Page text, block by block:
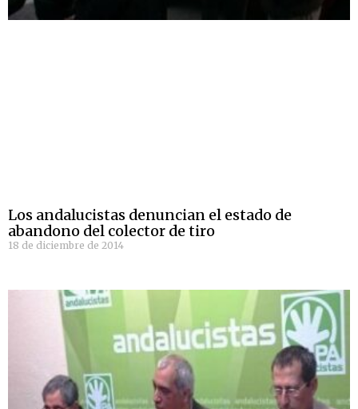
Los andalucistas denuncian el estado de
abandono del colector de tiro
18 de diciembre de 2014